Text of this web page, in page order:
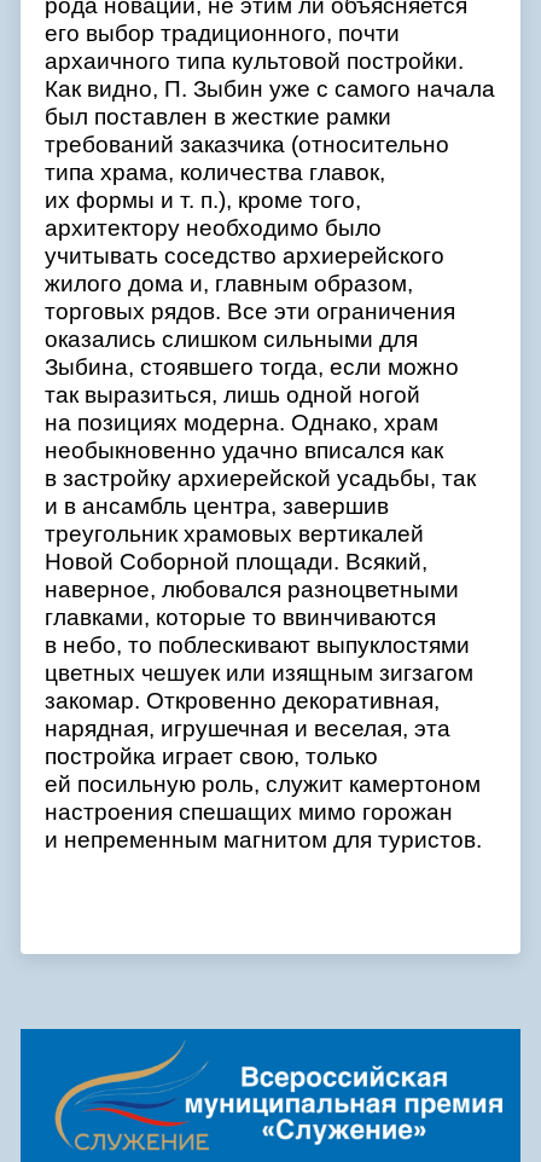
рода новаций, не этим ли объясняется
его выбор традиционного, почти
архаичного типа культовой постройки.
Как видно, П. Зыбин уже с самого начала
был поставлен в жесткие рамки
требований заказчика (относительно
типа храма, количества главок,
их формы и т. п.), кроме того,
архитектору необходимо было
учитывать соседство архиерейского
жилого дома и, главным образом,
торговых рядов. Все эти ограничения
оказались слишком сильными для
Зыбина, стоявшего тогда, если можно
так выразиться, лишь одной ногой
на позициях модерна. Однако, храм
необыкновенно удачно вписался как
в застройку архиерейской усадьбы, так
и в ансамбль центра, завершив
треугольник храмовых вертикалей
Новой Соборной площади. Всякий,
наверное, любовался разноцветными
главками, которые то ввинчиваются
в небо, то поблескивают выпуклостями
цветных чешуек или изящным зигзагом
закомар. Откровенно декоративная,
нарядная, игрушечная и веселая, эта
постройка играет свою, только
ей посильную роль, служит камертоном
настроения спешащих мимо горожан
и непременным магнитом для туристов.